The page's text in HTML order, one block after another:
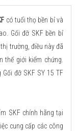
có tuổi thọ bền bỉ và
Gối đỡ SKF bền bỉ
trường, điều này đã
thế giới kiểm chứng.
đỡ SKF SY 15 TF
SKF chính hãng tại
cung cấp các công